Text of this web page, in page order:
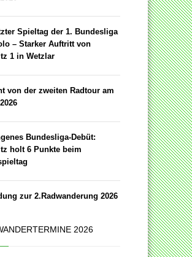
Spieltag der 1. Bundesliga
– Starker Auftritt von
1 in Wetzlar
von der zweiten Radtour am
Bundesliga-Debüt:
holt 6 Punkte beim
zur 2.Radwanderung 2026
2026